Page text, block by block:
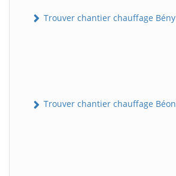
Trouver chantier chauffage Bény
Trouver chantier chauffage Béon